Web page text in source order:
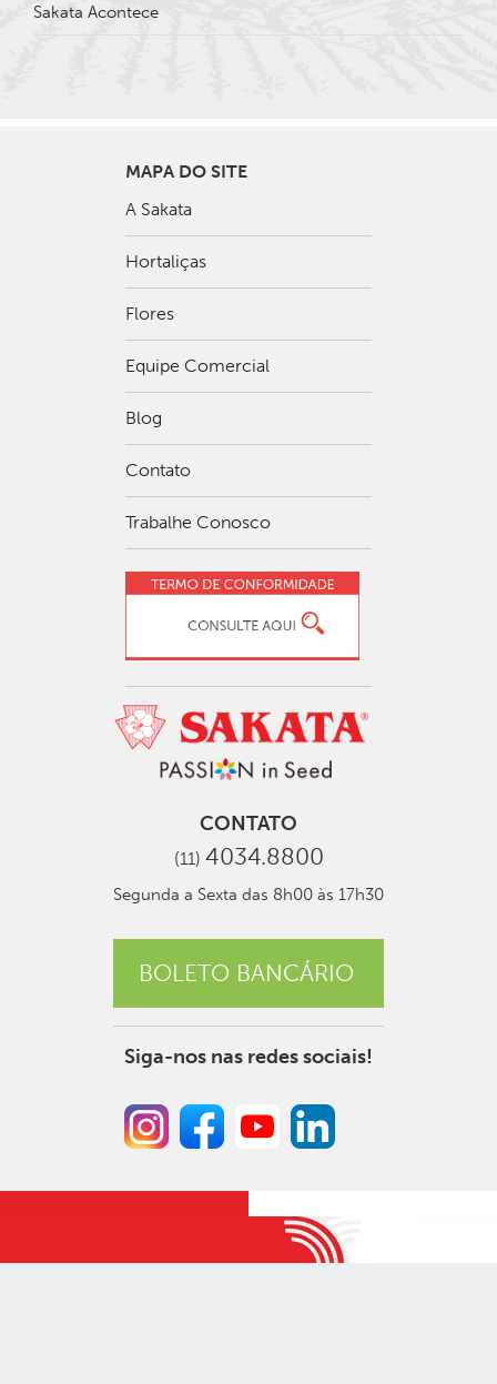
Sakata Acontece
MAPA DO SITE
A Sakata
Hortaliças
Flores
Equipe Comercial
Blog
Contato
Trabalhe Conosco
CONTATO
(11) 4034.8800
Segunda a Sexta das 8h00 às 17h30
BOLETO BANCÁRIO
Siga-nos nas redes sociais!